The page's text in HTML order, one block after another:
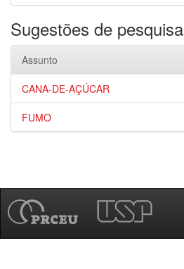
Sugestões de pesquisa
Assunto
CANA-DE-AÇÚCAR
FUMO